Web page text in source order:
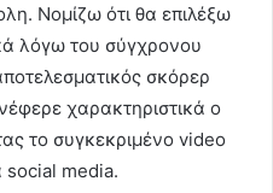
Νομίζω ότι θα επιλέξω
λόγω του σύγχρονου
σκόρερ
χαρακτηριστικά ο
το συγκεκριμένο video
social media.